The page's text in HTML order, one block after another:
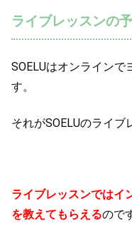
ライブレッスンの
SOELUはオンライン
す。
それがSOELUのライブ
ライブレッスンではイ
を教えてもらえるので